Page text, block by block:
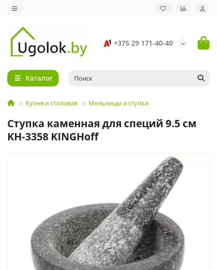
+375 29 171-40-40
Каталог
Кухня и столовая Мельницы и ступки
Ступка каменная для специй 9.5 см
KH-3358 KINGHoff